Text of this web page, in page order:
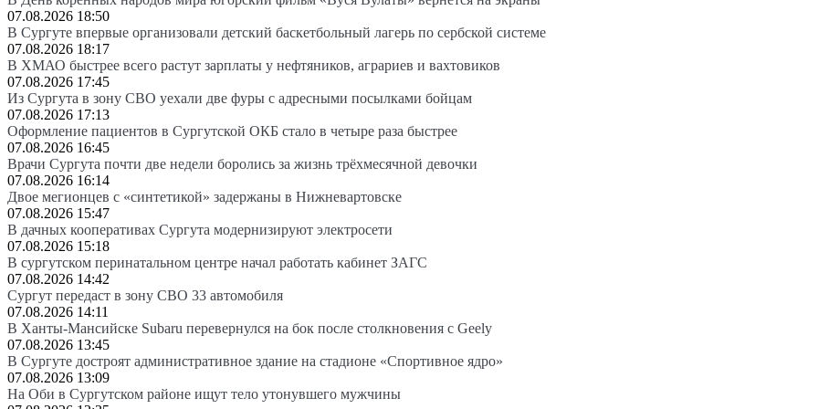
07.08.2026 18:50
В Сургуте впервые организовали детский баскетбольный лагерь по сербской системе
07.08.2026 18:17
В ХМАО быстрее всего растут зарплаты у нефтяников, аграриев и вахтовиков
07.08.2026 17:45
Из Сургута в зону СВО уехали две фуры с адресными посылками бойцам
07.08.2026 17:13
Оформление пациентов в Сургутской ОКБ стало в четыре раза быстрее
07.08.2026 16:45
Врачи Сургута почти две недели боролись за жизнь трёхмесячной девочки
07.08.2026 16:14
Двое мегионцев с «синтетикой» задержаны в Нижневартовске
07.08.2026 15:47
В дачных кооперативах Сургута модернизируют электросети
07.08.2026 15:18
В сургутском перинатальном центре начал работать кабинет ЗАГС
07.08.2026 14:42
Сургут передаст в зону СВО 33 автомобиля
07.08.2026 14:11
В Ханты-Мансийске Subaru перевернулся на бок после столкновения с Geely
07.08.2026 13:45
В Сургуте достроят административное здание на стадионе «Спортивное ядро»
07.08.2026 13:09
На Оби в Сургутском районе ищут тело утонувшего мужчины